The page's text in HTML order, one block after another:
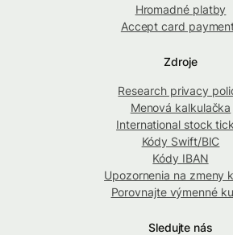
Hromadné platby
Accept card
Zdroje
Research privacy
Menová kalkulačka
International stock
Kódy Swift/BIC
Kódy IBAN
Upozornenia na zmeny
Porovnajte výmenné
Sledujte nás